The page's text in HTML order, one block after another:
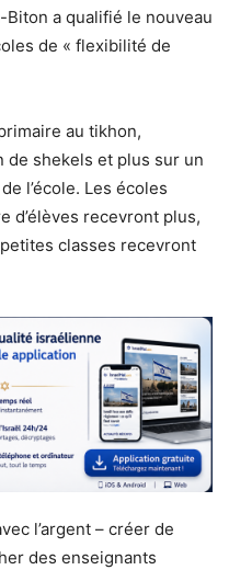
a qualifié le nouveau
de « flexibilité de
au tikhon,
de shekels et plus sur un
l’école. Les écoles
d’élèves recevront plus,
classes recevront
l’argent – créer de
des enseignants